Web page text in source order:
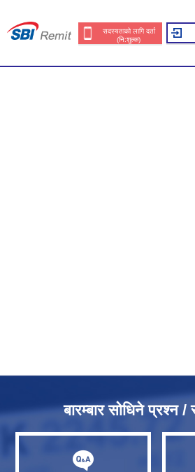
सदस्यताको लागि दर्ता
(नि:शुल्क)
बारम्बार सोधिने प्रश्न